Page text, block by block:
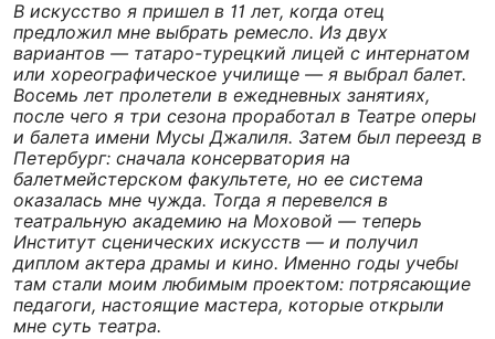
В искусство я пришел в 11 лет, когда отец
предложил мне выбрать ремесло. Из двух
вариантов — татаро-турецкий лицей с интернатом
или хореографическое училище — я выбрал балет.
Восемь лет пролетели в ежедневных занятиях,
после чего я три сезона проработал в Театре оперы
и балета имени Мусы Джалиля. Затем был переезд в
Петербург: сначала консерватория на
балетмейстерском факультете, но ее система
оказалась мне чужда. Тогда я перевелся в
театральную академию на Моховой — теперь
Институт сценических искусств — и получил
диплом актера драмы и кино. Именно годы учебы
там стали моим любимым проектом: потрясающие
педагоги, настоящие мастера, которые открыли
мне суть театра.